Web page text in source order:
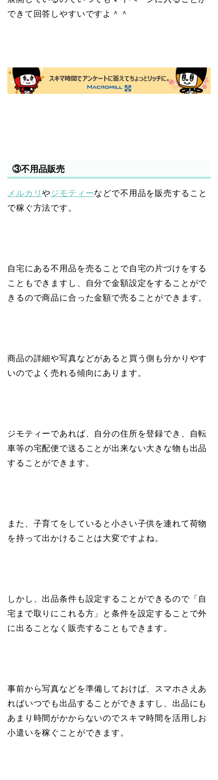
できて回答しやすいですよ＾＾
③不用品販売
メルカリやジモティーなどで不用品を販売すること
で稼ぐ方法です。
自宅にある不用品を売ることで自宅の片づけをする
こともできますし、自分で金額設定をすることがで
きるので商品に合った金額で売ることができます。
商品の詳細や写真などがあると買う側も分かりやす
いのでよく売れる傾向にあります。
ジモティーであれば、自分の住所を登録でき、自転
車等の宅配便で送ることが出来ない大きな物も出品
することができます。
また、子育てをしていると小さい子供を連れて荷物
を持って出かけることは大変ですよね。
しかし、出品条件も設定することができるので「自
宅まで取りにこれる方」と条件を設定することで外
に出ることなく販売することもできます。
事前から写真などを準備しておけば、スマホさえあ
ればいつでも出品することができますし、出品にも
あまり時間がかからないのでスキマ時間を活用しお
小遣いを稼ぐことができます。